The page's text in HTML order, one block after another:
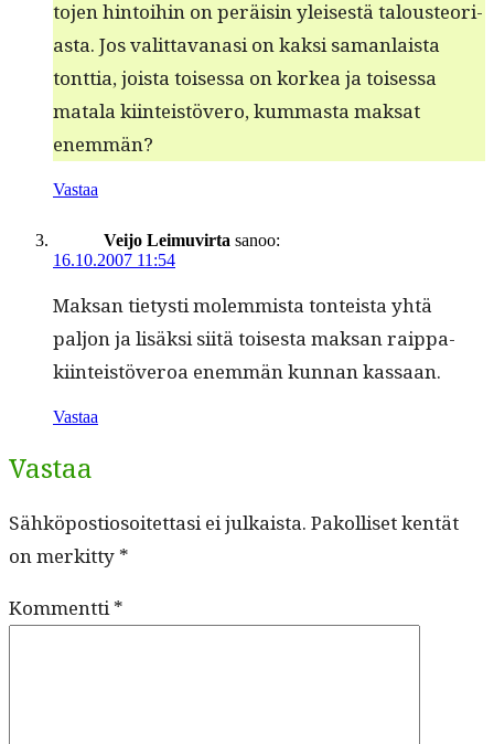
to­jen hin­toi­hin on peräisin yleis­es­tä talous­teo­ri­
as­ta. Jos valit­ta­vanasi on kak­si saman­laista
tont­tia, joista toises­sa on korkea ja toises­sa
mata­la kiin­teistövero, kum­mas­ta mak­sat
enemmän?
Vastaa
Veijo Leimuvirta sanoo:
16.10.2007 11:54
Mak­san tietysti molem­mista ton­teista yhtä
paljon ja lisäk­si siitä tois­es­ta mak­san raip­pa-
kiin­teistöveroa enem­män kun­nan kassaan.
Vastaa
Vastaa
Sähköpostiosoitettasi ei julkaista. Pakolliset kentät
on merkitty *
Kommentti*